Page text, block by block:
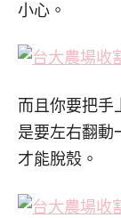
小心。
而且你要把手
是要左右翻動
才能脫殼。